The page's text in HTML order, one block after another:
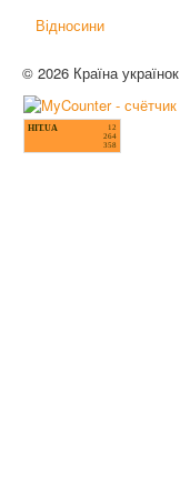
Відносини
© 2026 Країна українок
HIT.UA
12
264
358